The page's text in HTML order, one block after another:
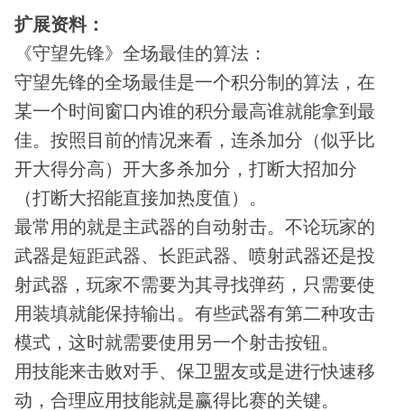
扩展资料：
《守望先锋》全场最佳的算法：
守望先锋的全场最佳是一个积分制的算法，在
某一个时间窗口内谁的积分最高谁就能拿到最
佳。按照目前的情况来看，连杀加分（似乎比
开大得分高）开大多杀加分，打断大招加分
（打断大招能直接加热度值）。
最常用的就是主武器的自动射击。不论玩家的
武器是短距武器、长距武器、喷射武器还是投
射武器，玩家不需要为其寻找弹药，只需要使
用装填就能保持输出。有些武器有第二种攻击
模式，这时就需要使用另一个射击按钮。
用技能来击败对手、保卫盟友或是进行快速移
动，合理应用技能就是赢得比赛的关键。